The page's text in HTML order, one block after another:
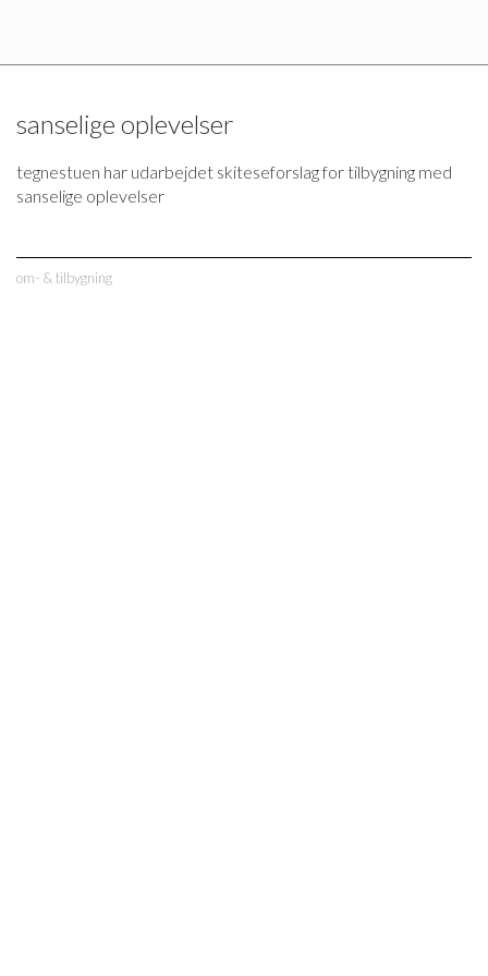
sanselige oplevelser
tegnestuen har udarbejdet skiteseforslag for tilbygning med
sanselige oplevelser
om- & tilbygning